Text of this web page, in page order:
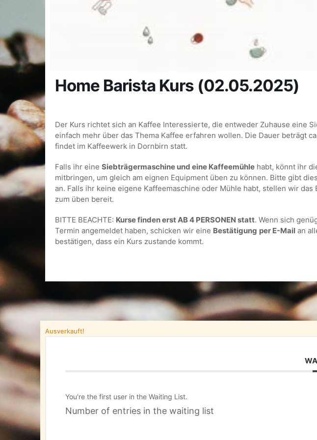
Home Barista Kurs (02.05.2025)
Der Kurs richtet sich an Kaffee Interessierte, die entweder Zuhause eine
einfach mehr über das Thema Kaffee erfahren wollen. Die Dauer beträgt
findet im Kaffeewerk in Dornbirn statt.
Falls ihr eine Siebträgermaschine und eine Kaffeemühle habt, könnt ihr
mitbringen, um gleich am eignen Equipment üben zu können. Bitte gibt
an. Falls ihr keine eigene Kaffeemaschine oder Mühle habt, stellen wir das
zum üben bereit.
BITTE BEACHTE: Kurse finden erst AB 4 PERSONEN statt. Wenn sich
Termin angemeldet haben, schicken wir eine Bestätigung per E-Mail an
bestätigen, dass ein Kurs zustande kommt.
Ausverkauft!
You're the first user in the Waiting List.
Number of entries in the waiting list